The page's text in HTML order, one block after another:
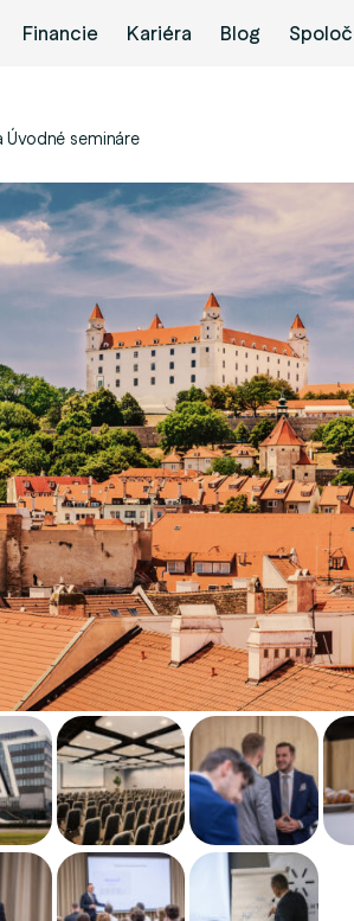
Financie Kariéra Blog
semináre